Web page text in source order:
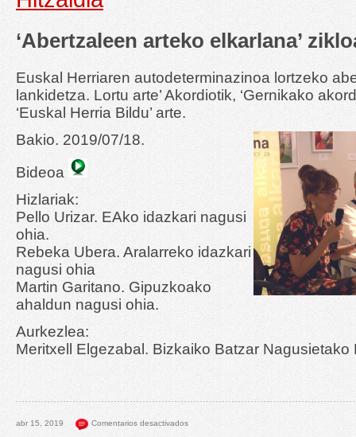
‘Abertzaleen arteko elkarlana’
Euskal Herriaren autodeterminazinoa lortzeko
lankidetza. Lortu arte’ Akordiotik, ‘Gernikako
‘Euskal Herria Bildu’ arte.
Bakio. 2019/07/18.
Bideoa
Hizlariak:
Pello Urizar. EAko idazkari nagusi
ohia.
Rebeka Ubera. Aralarreko idazkari
nagusi ohia
Martin Garitano. Gipuzkoako
ahaldun nagusi ohia.
Aurkezlea:
Meritxell Elgezabal. Bizkaiko Batzar Nagusietako
abr 15, 2019 Comentarios desactivados